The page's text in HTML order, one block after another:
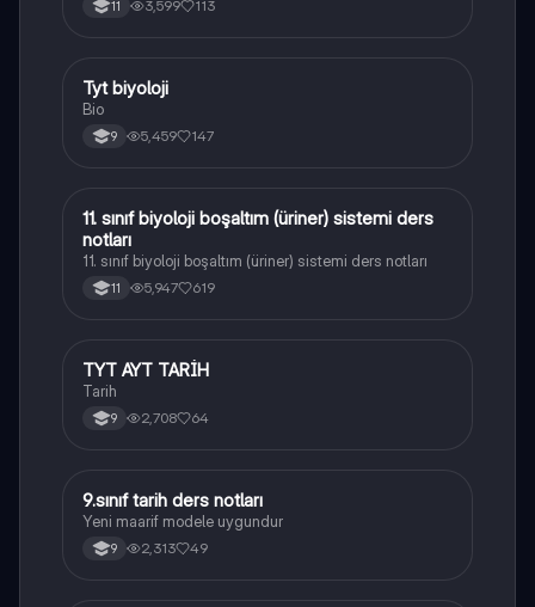
11 3,599 113
Biyoloji
Tyt biyoloji
Bio
9 5,459 147
Biyoloji
11. sınıf biyoloji boşaltım (üriner) sistemi ders
notları
11. sınıf biyoloji boşaltım (üriner) sistemi ders notları
11 5,947 619
Tarih
TYT AYT TARİH
Tarih
9 2,708 64
Tarih
9.sınıf tarih ders notları
Yeni maarif modele uygundur
9 2,313 49